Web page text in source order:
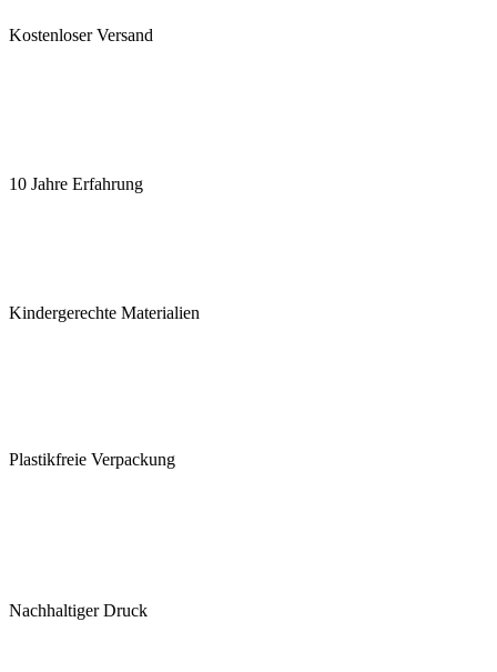
Kostenloser Versand
10 Jahre Erfahrung
Kindergerechte Materialien
Plastikfreie Verpackung
Nachhaltiger Druck